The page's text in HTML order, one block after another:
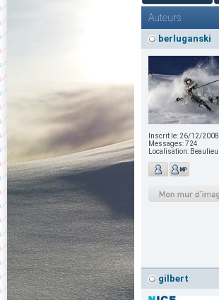
Auteurs
berluganski
Inscrit le: 26/12/2008
Messages:724
Localisation: Beaulieu
gilbert